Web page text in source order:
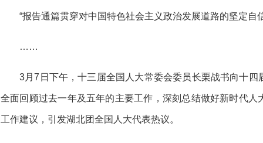
“报告通篇贯穿对中国特色社会主义政治发展道路的坚定自
……
3月7日下午，十三届全国人大常委会委员长栗战书向十
全面回顾过去一年及五年的主要工作，深刻总结做好新时代
工作建议，引发湖北团全国人大代表热议。